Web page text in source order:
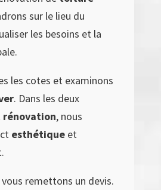
sur le lieu du
les besoins et la
les cotes et examinons
. Dans les deux
rénovation, nous
esthétiqueet
vous remettons un devis.